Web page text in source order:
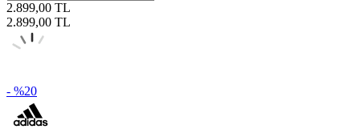
2.899,00 TL
2.899,00 TL
- %20